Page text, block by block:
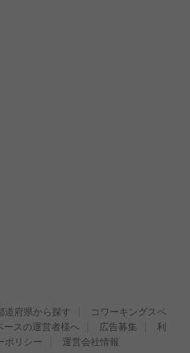
道府県から探す
コワーキングスペ
ースの運営者様へ 広告募集
利
ポリシー 運営会社情報